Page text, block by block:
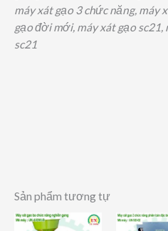
máy xát gạo 3 chức năng, máy
gạo đời mới, máy xát gạo sc21,
sc21
Sản phẩm tương tự